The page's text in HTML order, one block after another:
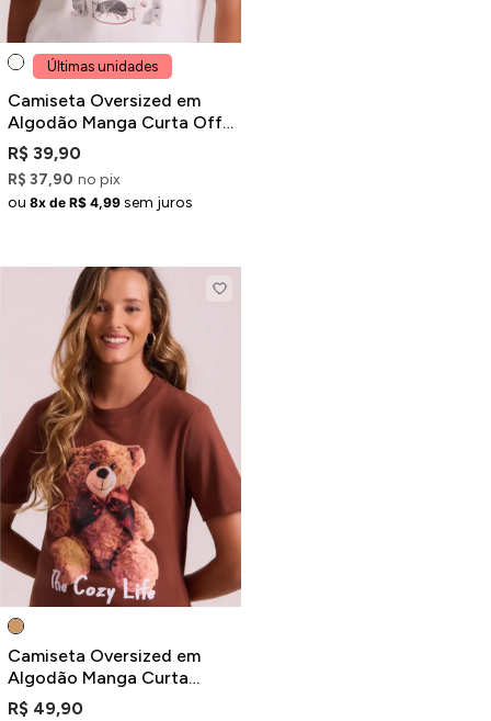
Últimas unidades
Camiseta Oversized em
Algodão Manga Curta Off-
White Estampa Gato
R$ 39,90
R$ 37,90 no pix
ou 8x de R$ 4,99 sem juros
Camiseta Oversized em
Algodão Manga Curta
Marrom Estampa Urso
R$ 49,90